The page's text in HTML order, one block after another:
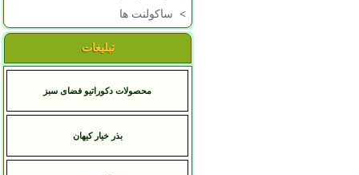
> ساکولنت ها
تبلیغات
محصولات دکوراتیو فضای سبز
بذر خیار کیهان